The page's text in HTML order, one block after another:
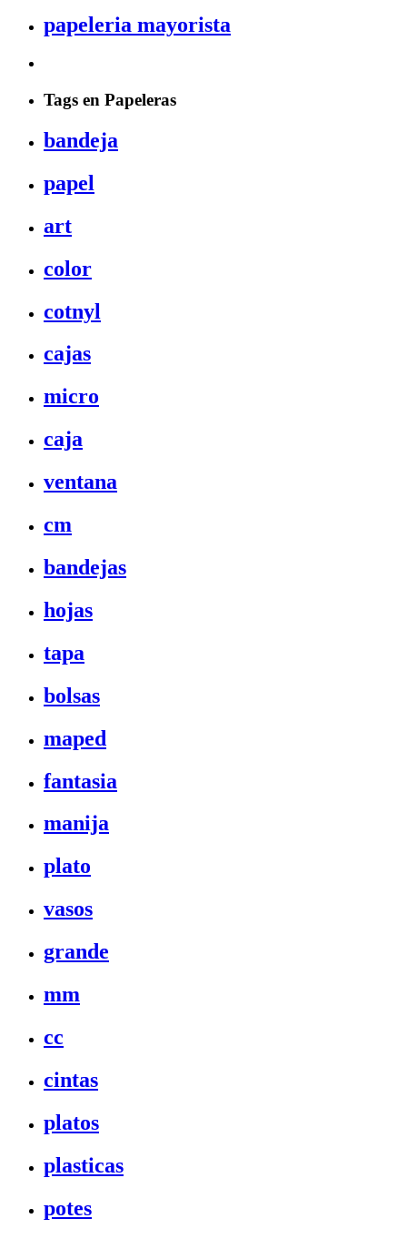
papeleria mayorista
Tags en Papeleras
bandeja
papel
art
color
cotnyl
cajas
micro
caja
ventana
cm
bandejas
hojas
tapa
bolsas
maped
fantasia
manija
plato
vasos
grande
mm
cc
cintas
platos
plasticas
potes